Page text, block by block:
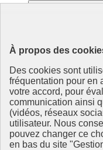
À propos des
Des cookies sont
fréquentation pour en
votre accord, pour
communication ainsi
(vidéos, réseaux
utilisateur. Nous
pouvez changer ce
en bas du site
Paramètres
Sauf mention contraire,